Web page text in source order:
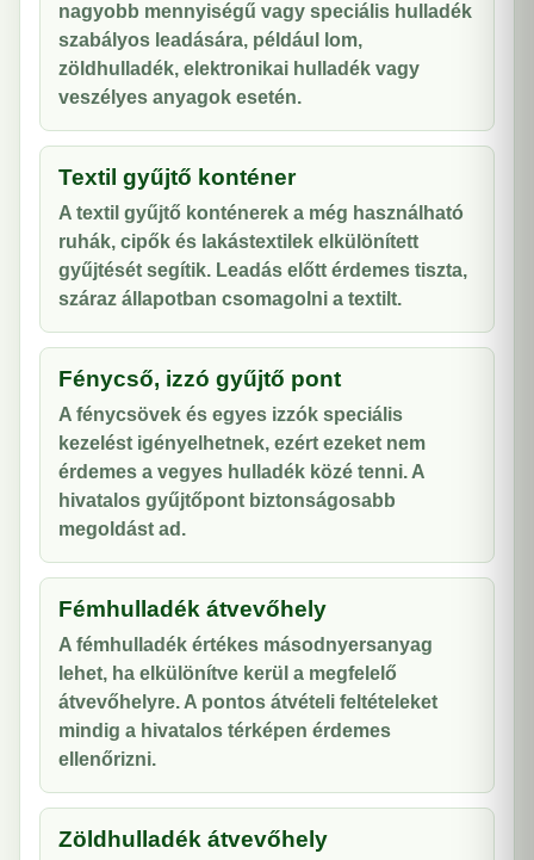
nagyobb mennyiségű vagy speciális hulladék
szabályos leadására, például lom,
zöldhulladék, elektronikai hulladék vagy
veszélyes anyagok esetén.
Textil gyűjtő konténer
A textil gyűjtő konténerek a még használható
ruhák, cipők és lakástextilek elkülönített
gyűjtését segítik. Leadás előtt érdemes tiszta,
száraz állapotban csomagolni a textilt.
Fénycső, izzó gyűjtő pont
A fénycsövek és egyes izzók speciális
kezelést igényelhetnek, ezért ezeket nem
érdemes a vegyes hulladék közé tenni. A
hivatalos gyűjtőpont biztonságosabb
megoldást ad.
Fémhulladék átvevőhely
A fémhulladék értékes másodnyersanyag
lehet, ha elkülönítve kerül a megfelelő
átvevőhelyre. A pontos átvételi feltételeket
mindig a hivatalos térképen érdemes
ellenőrizni.
Zöldhulladék átvevőhely